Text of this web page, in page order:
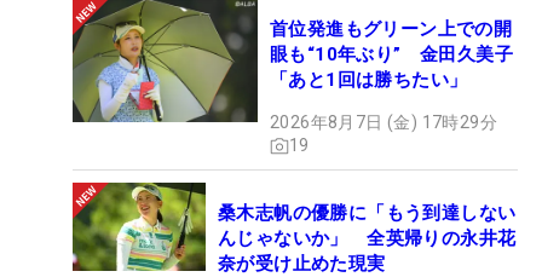
首位発進もグリーン上での開
眼も“10年ぶり” 金田久美子
「あと1回は勝ちたい」
2026年8月7日 (金) 17時29分
19
桑木志帆の優勝に「もう到達しない
んじゃないか」 全英帰りの永井花
奈が受け止めた現実